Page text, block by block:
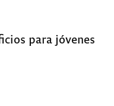
para jóvenes